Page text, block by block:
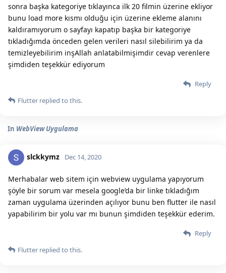
sonra başka kategoriye tıklayınca ilk 20 filmin üzerine ekliyor
bunu load more kısmı olduğu için üzerine ekleme alanını
kaldıramıyorum o sayfayı kapatıp başka bir kategoriye
tıkladığımda önceden gelen verileri nasıl silebilirim ya da
temizleyebilirim inşAllah anlatabilmişimdir cevap verenlere
şimdiden teşekkür ediyorum
Reply
Flutter replied to this.
In WebView Uygulama
slckkymz Dec 14, 2020
Merhabalar web sitem için webview uygulama yapıyorum
şöyle bir sorum var mesela google’da bir linke tıkladığım
zaman uygulama üzerinden açılıyor bunu ben flutter ile nasıl
yapabilirim bir yolu var mı bunun şimdiden teşekkür ederim.
Reply
Flutter replied to this.